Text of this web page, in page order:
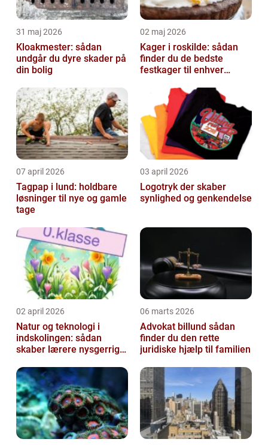
31 maj 2026
Kloakmester: sådan
undgår du dyre skader på
din bolig
02 maj 2026
Kager i roskilde: sådan
finder du de bedste
festkager til enhver
07 april 2026
Tagpap i lund: holdbare
løsninger til nye og gamle
tage
03 april 2026
Logotryk der skaber
synlighed og genkendelse
02 april 2026
Natur og teknologi i
indskolingen: sådan
skaber lærere nysgerrige
06 marts 2026
Advokat billund sådan
finder du den rette
juridiske hjælp til familien